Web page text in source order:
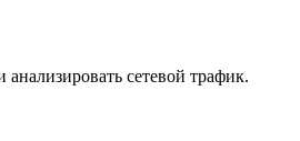
сетевой трафик.